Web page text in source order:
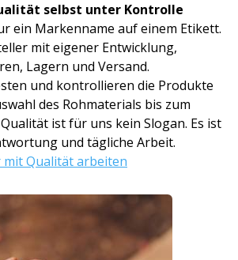
selbst unter Kontrolle
ein Markenname auf einem Etikett.
mit eigener Entwicklung,
Lagern und Versand.
und kontrollieren die Produkte
des Rohmaterials bis zum
ist für uns kein Slogan. Es ist
und tägliche Arbeit.
mit Qualität arbeiten